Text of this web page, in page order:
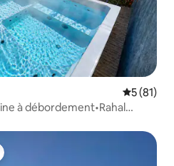
5 (81)
à débordement•Rahal